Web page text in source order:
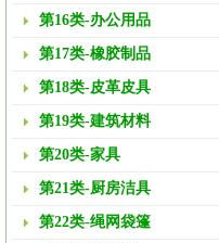
第16类-办公用品
第17类-橡胶制品
第18类-皮革皮具
第19类-建筑材料
第20类-家具
第21类-厨房洁具
第22类-绳网袋篷